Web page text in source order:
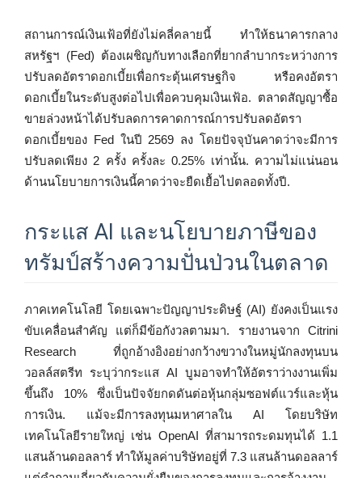
สถานการณ์เงินเฟ้อที่ยังไม่คลี่คลายนี้ ทำให้ธนาคารกลาง
สหรัฐฯ (Fed) ต้องเผชิญกับทางเลือกที่ยากลำบากระหว่างการ
ปรับลดอัตราดอกเบี้ยเพื่อกระตุ้นเศรษฐกิจ หรือคงอัตรา
ดอกเบี้ยในระดับสูงต่อไปเพื่อควบคุมเงินเฟ้อ. ตลาดสัญญาซื้อ
ขายล่วงหน้าได้ปรับลดการคาดการณ์การปรับลดอัตรา
ดอกเบี้ยของ Fed ในปี 2569 ลง โดยปัจจุบันคาดว่าจะมีการ
ปรับลดเพียง 2 ครั้ง ครั้งละ 0.25% เท่านั้น. ความไม่แน่นอน
ด้านนโยบายการเงินนี้คาดว่าจะยืดเยื้อไปตลอดทั้งปี.
กระแส AI และนโยบายภาษีของ
ทรัมป์สร้างความปั่นป่วนในตลาด
ภาคเทคโนโลยี โดยเฉพาะปัญญาประดิษฐ์ (AI) ยังคงเป็นแรง
ขับเคลื่อนสำคัญ แต่ก็มีข้อกังวลตามมา. รายงานจาก Citrini
Research ที่ถูกอ้างอิงอย่างกว้างขวางในหมู่นักลงทุนบน
วอลล์สตรีท ระบุว่ากระแส AI บูมอาจทำให้อัตราว่างงานเพิ่ม
ขึ้นถึง 10% ซึ่งเป็นปัจจัยกดดันต่อหุ้นกลุ่มซอฟต์แวร์และหุ้น
การเงิน. แม้จะมีการลงทุนมหาศาลใน AI โดยบริษัท
เทคโนโลยีรายใหญ่ เช่น OpenAI ที่สามารถระดมทุนได้ 1.1
แสนล้านดอลลาร์ ทำให้มูลค่าบริษัทอยู่ที่ 7.3 แสนล้านดอลลาร์